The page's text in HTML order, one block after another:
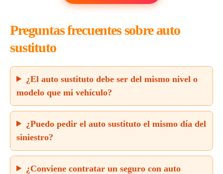
Preguntas frecuentes sobre auto
sustituto
¿El auto sustituto debe ser del mismo nivel o
modelo que mi vehículo?
¿Puedo pedir el auto sustituto el mismo día del
siniestro?
¿Conviene contratar un seguro con auto